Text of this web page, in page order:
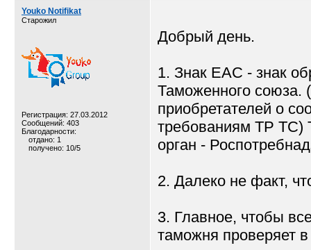
Youko Notifikat
Старожил
Регистрация: 27.03.2012
Сообщений: 403
Благодарности:
отдано: 1
получено: 10/5
Добрый день.
1. Знак ЕАС - знак
Таможенного союза.
приобретателей о
требованиям ТР ТС)
орган -
2. Далеко не факт,
3. Главное, чтобы
таможня проверяет